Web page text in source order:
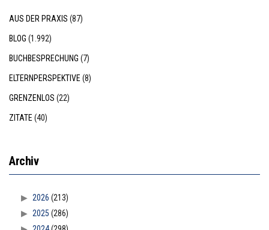
AUS DER PRAXIS (87)
BLOG (1.992)
BUCHBESPRECHUNG (7)
ELTERNPERSPEKTIVE(8)
GRENZENLOS (22)
ZITATE(40)
Archiv
2026 (213)
2025 (286)